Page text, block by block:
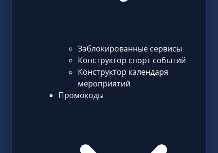
Заблокированные сервисы
Конструктор спорт событий
Конструктор календаря
мероприятий
Промокоды